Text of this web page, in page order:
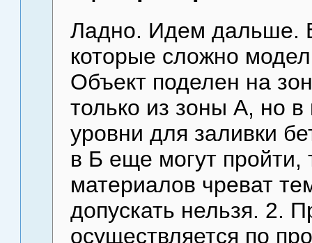
Ладно. Идем дальше.
которые сложно
Объект поделен на
только из зоны А, но
уровни для заливки
в Б еще могут пройти,
материалов чреват
допускать нельзя. 2.
осуществляется по